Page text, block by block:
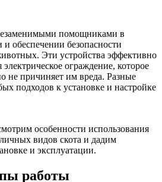
помощниками в
обеспечении безопасности
Эти устройства эффективно
ограждение, которое
не причиняет им вреда. Разные
подходов к установке и настройке
особенности использования
видов скота и дадим
и эксплуатации.
работы